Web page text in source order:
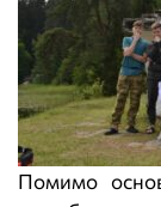
Помимо